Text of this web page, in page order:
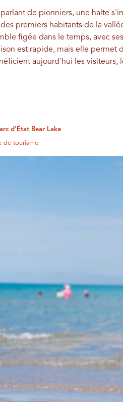
parlant de pionniers, une halte
premiers habitants de la
figée dans le temps, avec
est rapide, mais elle permet
aujourd'hui les visiteurs,
d'État Bear Lake
de tourisme